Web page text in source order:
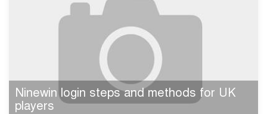
Ninewin login steps and methods for UK
players